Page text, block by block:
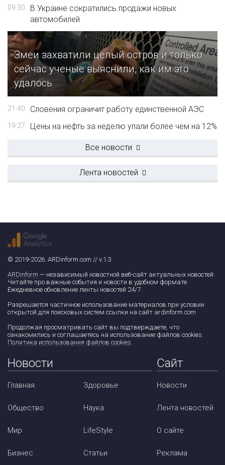
09:30
В Украине сократились продажи новых
автомобилей
Змеи захватили целый остров и только
сейчас ученые выяснили, как им это
удалось
21:40 Словения ограничит работу единственной АЭС
19:27 Цены на нефть за неделю упали более чем на 12%
Все новости
Лента новостей
© 2019-2026. ARDinform.com // v.1.3
ARDinform — независимый новостной веб-сайт актуальных новостей.
Читайте про важные события и новости в удобном формате.
Ежедневное обновление ленты новостей 24/7.
Разрешается частичное использование материалов при условии
открытой для поисковых систем ссылки на сайт ardinform.com
Продолжая просматривать сайт вы подтверждаете, что
ознакомились и соглашаетесь на использование файлов cookies.
Политика использования файлов cookies.
Новости
Главная
Общество
Мир
Бизнес
Здоровье
Наука
LifeStyle
Статьи
Сайт
Новости
Лента новостей
О сайте
Реклама